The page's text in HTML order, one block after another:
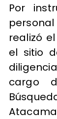
Por
realizó
el sitio
cargo